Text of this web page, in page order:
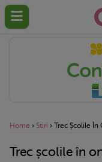
Home › Stiri › Trec Școlile În
Trec școlile în